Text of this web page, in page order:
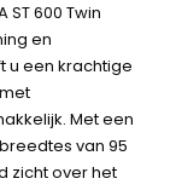
600 Twin
en
u een krachtige
Met een
van 95
zicht over het